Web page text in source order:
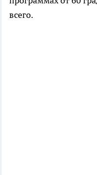
всего.